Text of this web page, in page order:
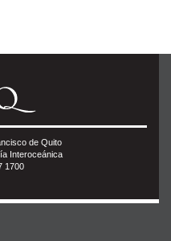
de Quito
Interoceánica
1700